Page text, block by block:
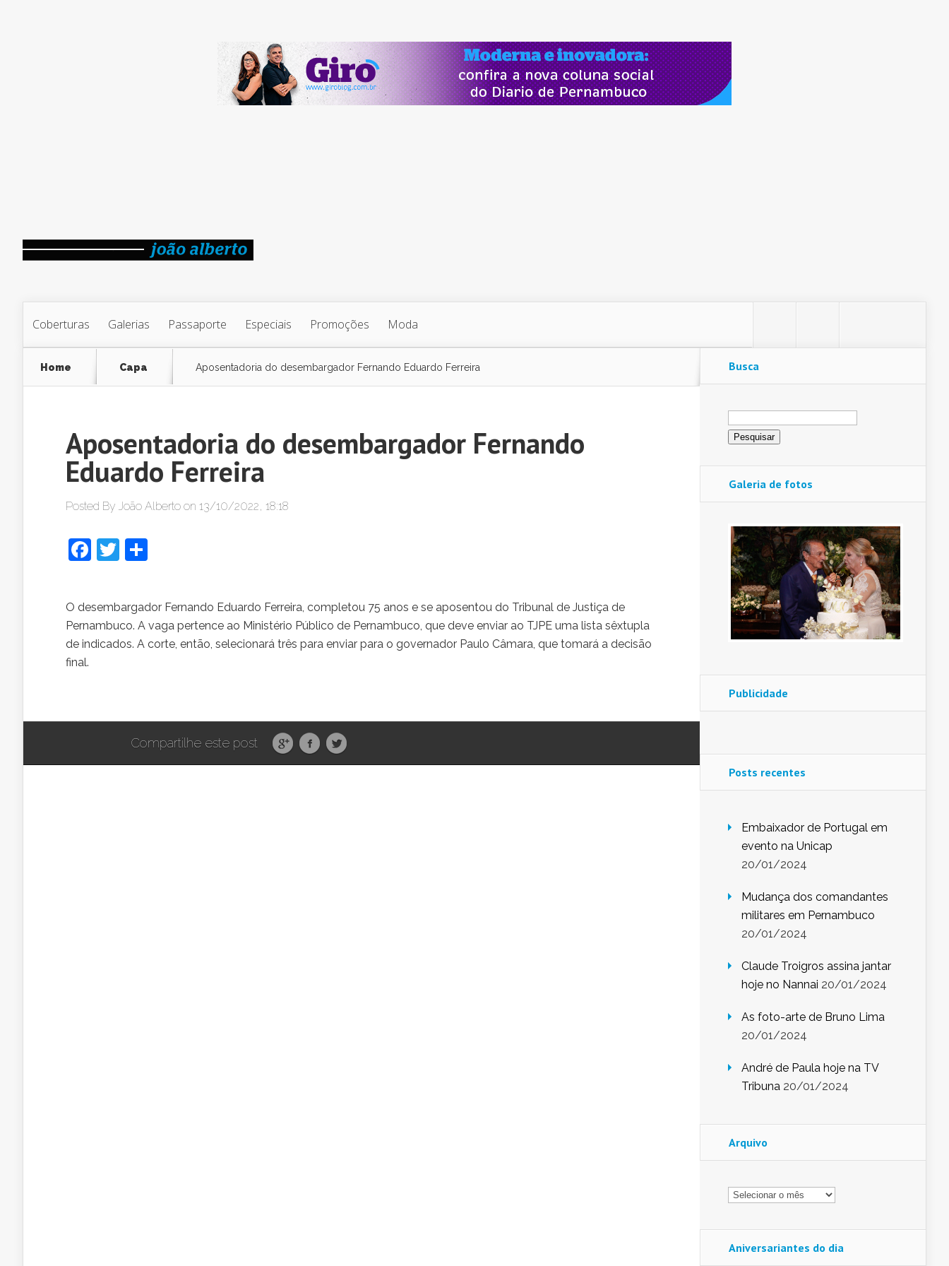
Coberturas Galerias Passaporte Especiais Promoções Moda
Home Capa Aposentadoria do desembargador Fernando Eduardo Ferreira
Aposentadoria do desembargador Fernando
Eduardo Ferreira
Posted By João Alberto on 13/10/2022, 18:18
Facebook
Twitter
O desembargador Fernando Eduardo Ferreira, completou 75 anos e se aposentou do Tribunal de Justiça de
Pernambuco. A vaga pertence ao Ministério Público de Pernambuco, que deve enviar ao TJPE uma lista sêxtupla
de indicados. A corte, então, selecionará três para enviar para o governador Paulo Câmara, que tomará a decisão
final.
Compartilhe este post
Busca
Pesquisar
por:
Galeria de fotos
Publicidade
Posts recentes
Embaixador de Portugal em
evento na Unicap
20/01/2024
Mudança dos comandantes
militares em Pernambuco
20/01/2024
Claude Troigros assina jantar
hoje no Nannai 20/01/2024
As foto-arte de Bruno Lima
20/01/2024
André de Paula hoje na TV
Tribuna 20/01/2024
Arquivo
Arquivo
Aniversariantes do dia